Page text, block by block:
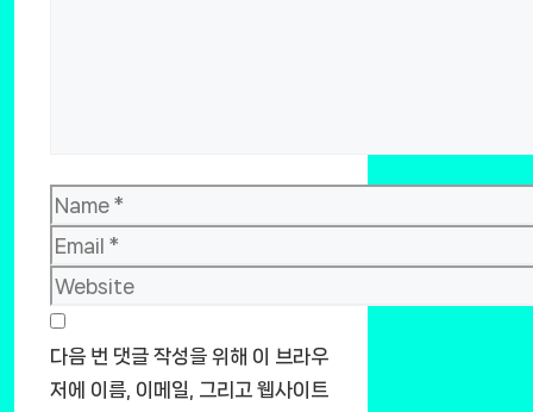
Name
Email
Website
다음 번 댓글 작성을 위해 이 브라우
저에 이름, 이메일, 그리고 웹사이트